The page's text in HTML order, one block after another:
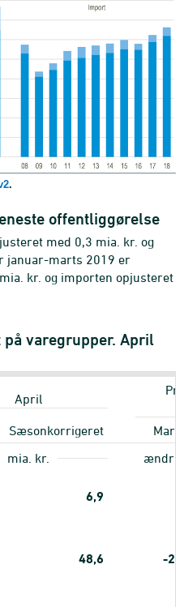
.
offentliggørelse
med 0,3 mia. kr. og
januar-marts 2019 er
kr. og importen opjusteret
varegrupper. April
April
Sæsonkorrigeret
mia. kr.
6,9
48,6 -